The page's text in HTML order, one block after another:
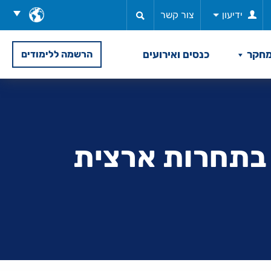
בחר
שפה
ידיעון צור קשר
כנסים ואירועים הרשמה ללימודים
בתחרות ארצית